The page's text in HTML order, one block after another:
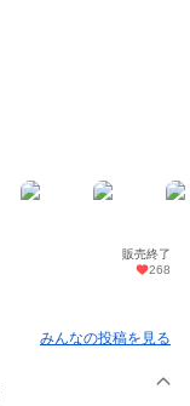
販売終了
268
みんなの投稿を見る